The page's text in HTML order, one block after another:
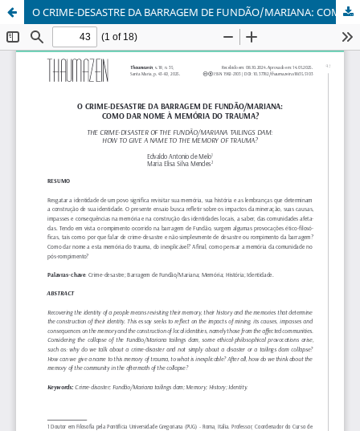
O CRIME-DESASTRE DA BARRAGEM DE FUNDÃO/MARIANA: COMO DAR NOME À MEMÓRIA DO TRAUMA?